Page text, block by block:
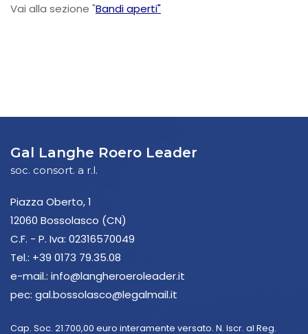
Vai alla sezione "Bandi aperti"
Gal Langhe Roero Leader
soc. consort. a r.l.
Piazza Oberto, 1
12060 Bossolasco (CN)
C.F. - P. Iva: 02316570049
Tel.: +39 0173 79.35.08
e-mail.: info@langheroeroleader.it
pec: gal.bossolasco@legalmail.it
Cap. Soc. 21.700,00 euro interamente versato. N. Iscr. al Reg.